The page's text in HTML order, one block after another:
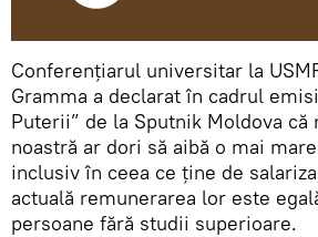
Conferențiarul universitar la
Gramma a declarat în cadrul
Puterii” de la Sputnik Moldova
noastră ar dori să aibă o mai
inclusiv în ceea ce ține de
actuală remunerarea lor este
persoane fără studii superioare.